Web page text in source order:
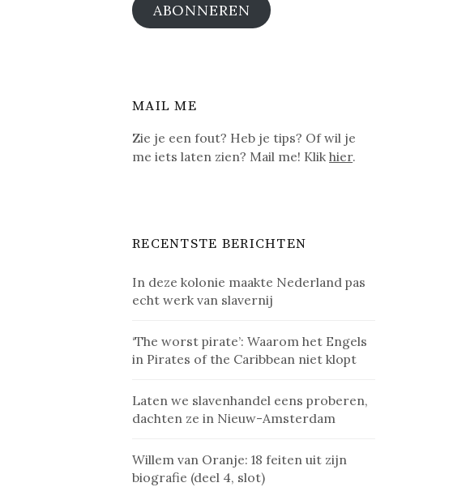
ABONNEREN
MAIL ME
Zie je een fout? Heb je tips? Of wil je
me iets laten zien? Mail me! Klikhier.
RECENTSTE BERICHTEN
In deze kolonie maakte Nederland pas
echt werk van slavernij
‘The worst pirate’: Waarom het Engels
in Pirates of the Caribbean niet klopt
Laten we slavenhandel eens proberen,
dachten ze in Nieuw-Amsterdam
Willem van Oranje: 18 feiten uit zijn
biografie (deel 4, slot)